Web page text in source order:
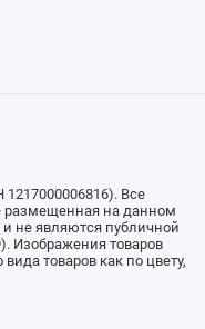
Все
размещенная на данном
не являются публичной
Изображения товаров
товаров как по цвету,